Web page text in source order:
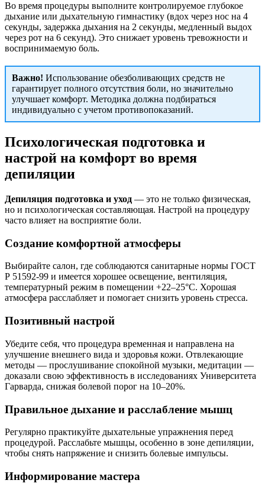
Во время процедуры выполните контролируемое глубокое
дыхание или дыхательную гимнастику (вдох через нос на 4
секунды, задержка дыхания на 2 секунды, медленный выдох
через рот на 6 секунд). Это снижает уровень тревожности и
воспринимаемую боль.
Важно! Использование обезболивающих средств не
гарантирует полного отсутствия боли, но значительно
улучшает комфорт. Методика должна подбираться
индивидуально с учетом противопоказаний.
Психологическая подготовка и
настрой на комфорт во время
депиляции
Депиляция подготовка и уход — это не только физическая,
но и психологическая составляющая. Настрой на процедуру
часто влияет на восприятие боли.
Создание комфортной атмосферы
Выбирайте салон, где соблюдаются санитарные нормы ГОСТ
Р 51592-99 и имеется хорошее освещение, вентиляция,
температурный режим в помещении +22–25°С. Хорошая
атмосфера расслабляет и помогает снизить уровень стресса.
Позитивный настрой
Убедите себя, что процедура временная и направлена на
улучшение внешнего вида и здоровья кожи. Отвлекающие
методы — прослушивание спокойной музыки, медитации —
доказали свою эффективность в исследованиях Университета
Гарварда, снижая болевой порог на 10–20%.
Правильное дыхание и расслабление мышц
Регулярно практикуйте дыхательные упражнения перед
процедурой. Расслабьте мышцы, особенно в зоне депиляции,
чтобы снять напряжение и снизить болевые импульсы.
Информирование мастера